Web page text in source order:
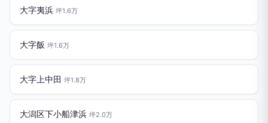
大字夷浜 坪1.6万
大字飯 坪1.6万
大字上中田 坪1.8万
大潟区下小船津浜 坪2.0万